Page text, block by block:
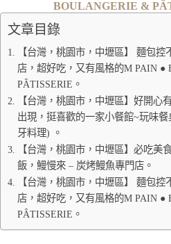
BOULANGERIE &
文章目錄
【台灣，桃園市，中壢區】 麵包
店，超好吃，又有風格的M PAIN ●
PÂTISSERIE。
【台灣，桃園市，中壢區】好開心
出現，挺喜歡的一家小餐館~玩味餐
牙料理) 。
【台灣，桃園市，中壢區】必吃美
飯，鰻慢來 – 炭烤鰻魚專門店。
【台灣，桃園市，中壢區】 麵包
店，超好吃，又有風格的M PAIN ●
PÂTISSERIE。